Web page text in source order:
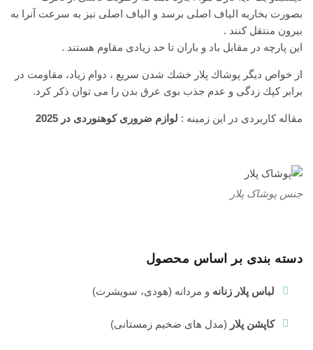
بصورت بخاربه الیاف اصلی برسد و الیاف اصلی نیز به سرعت آنرا به
بیرون منتقل كنند .
این پارچه در مقابل باد و باران تا حد زیادی مقاوم هستند .
از خواص دیگر پوشاك پلار خشك شدن سریع ، دوام زیاد، مقاومت در
برابر كپك زدگی و عدم جذب بوی عرق بدن را می توان ذكر كرد.
مقاله کاربردی در این زمینه : لوازم ضروری کوهنوردی در 2025
جنس پوشاک پلار
دسته بندی بر اساس محصول
لباس پلار زنانه و مردانه (هودی، سویشرت)
کاپشن پلار (مدل های ضخیم زمستانی)
برای
سنگنوردی
انتخاب
کنیم؟
(راهنمای
کامل)
25 آبان
بدون